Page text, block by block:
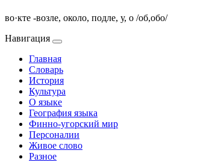
во·кте -возле, около, подле, у, о /об,обо/
Навигация
Главная
Словарь
История
Культура
О языке
География языка
Финно-угорский мир
Персоналии
Живое слово
Разное